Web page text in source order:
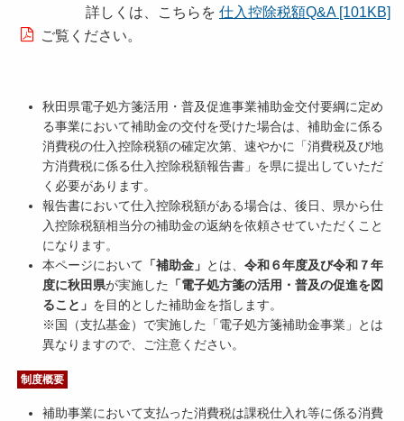
詳しくは、こちらを 仕入控除税額Q&A [101KB]
ご覧ください。
秋田県電子処方箋活用・普及促進事業補助金交付要綱に定め
る事業において補助金の交付を受けた場合は、補助金に係る
消費税の仕入控除税額の確定次第、速やかに「消費税及び地
方消費税に係る仕入控除税額報告書」を県に提出していただ
く必要があります。
報告書において仕入控除税額がある場合は、後日、県から仕
入控除税額相当分の補助金の返納を依頼させていただくこと
になります。
本ページにおいて 「補助金」 とは、 令和６年度及び令和７年
度に秋田県が実施した
「電子処方箋の活用・普及の促進を図
ること」 を目的とした補助金を指します。
※国（支払基金）で実施した「電子処方箋補助金事業」とは
異なりますので、ご注意ください。
制度概要
補助事業において支払った消費税は課税仕入れ等に係る消費